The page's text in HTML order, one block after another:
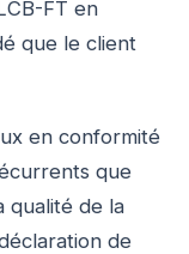
FT en
que le client
en conformité
que
qualité de la
de